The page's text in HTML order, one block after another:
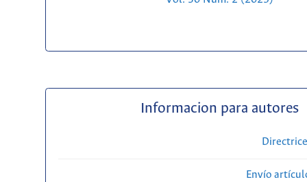
Informacion para autores
Envío